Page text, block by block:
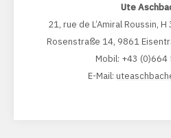
Ute
21, rue de L’Amiral Roussin,
Rosenstraße 14, 9861
Mobil: +43 (0)664
E-Mail: